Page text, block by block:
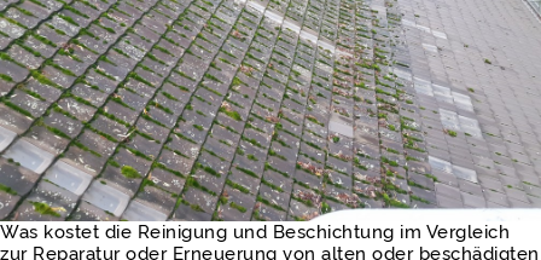
Was kostet die Reinigung und Beschichtung im Vergleich
zur Reparatur oder Erneuerung von alten oder beschädigten